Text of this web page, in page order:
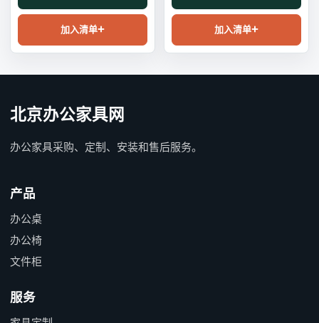
加入清单 加入清单
北京办公家具网
办公家具采购、定制、安装和售后服务。
产品
办公桌
办公椅
文件柜
服务